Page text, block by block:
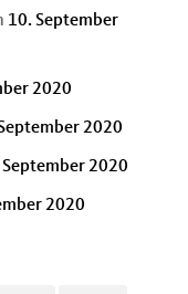
10. September
2020
2020
September 2020
2020